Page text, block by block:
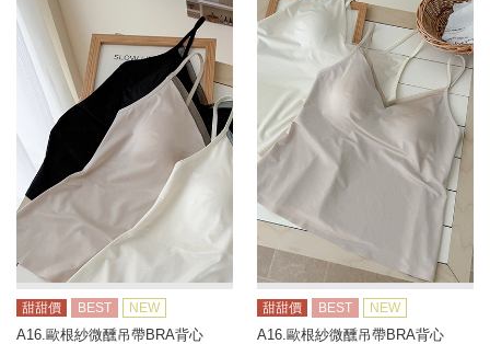
甜甜價 BEST NEW
A16.歐根紗微醺吊帶BRA背心
甜甜價 BEST NEW
A16.歐根紗微醺吊帶BRA背心